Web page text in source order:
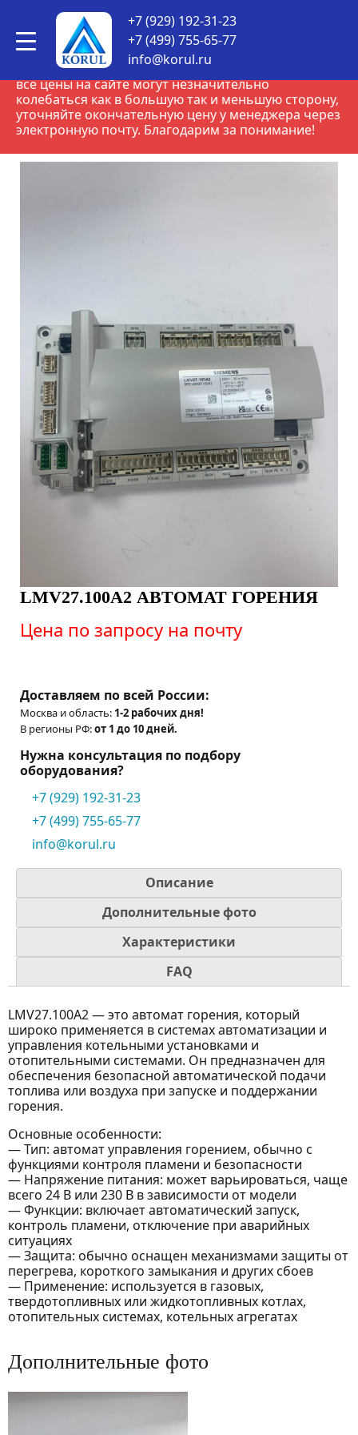
+7 (929) 192-31-23
+7 (499) 755-65-77
info@korul.ru
контроллеры серии RWF Siemens•LMV27.100A2 Автомат
горения
ВНИМАНИЕ! В связи с нестабильным курсом рубля,
все цены на сайте могут незначительно
колебаться как в большую так и меньшую сторону,
уточняйте окончательную цену у менеджера через
электронную почту. Благодарим за понимание!
LMV27.100A2 АВТОМАТ ГОРЕНИЯ
Цена по запросу на почту
Доставляем по всей России:
Москва и область: 1-2 рабочих дня!
В регионы РФ:от 1 до 10 дней.
Нужна консультация по подбору
оборудования?
+7 (929) 192-31-23
+7 (499) 755-65-77
info@korul.ru
Описание
Дополнительные фото
Характеристики
FAQ
LMV27.100A2 — это автомат горения, который
широко применяется в системах автоматизации и
управления котельными установками и
отопительными системами. Он предназначен для
обеспечения безопасной автоматической подачи
топлива или воздуха при запуске и поддержании
горения.
Основные особенности:
— Тип: автомат управления горением, обычно с
функциями контроля пламени и безопасности
— Напряжение питания: может варьироваться, чаще
всего 24 В или 230 В в зависимости от модели
— Функции: включает автоматический запуск,
контроль пламени, отключение при аварийных
ситуациях
— Защита: обычно оснащен механизмами защиты от
перегрева, короткого замыкания и других сбоев
— Применение: используется в газовых,
твердотопливных или жидкотопливных котлах,
отопительных системах, котельных агрегатах
Дополнительные фото